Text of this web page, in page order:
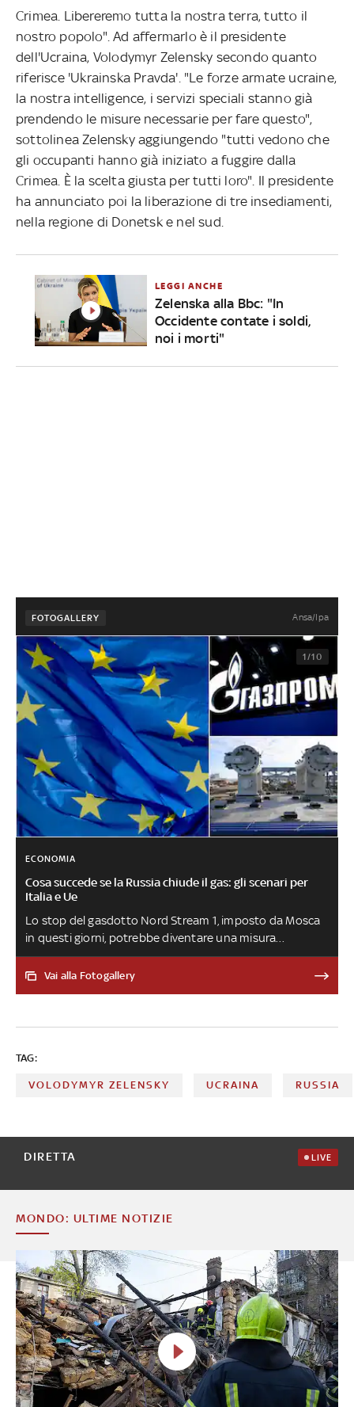
Crimea. Libereremo tutta la nostra terra, tutto il
nostro popolo". Ad affermarlo è il presidente
dell'Ucraina, Volodymyr Zelensky secondo quanto
riferisce 'Ukrainska Pravda'. "Le forze armate ucraine,
la nostra intelligence, i servizi speciali stanno già
prendendo le misure necessarie per fare questo",
sottolinea Zelensky aggiungendo "tutti vedono che
gli occupanti hanno già iniziato a fuggire dalla
Crimea. È la scelta giusta per tutti loro". Il presidente
ha annunciato poi la liberazione di tre insediamenti,
nella regione di Donetsk e nel sud.
LEGGI ANCHE
Zelenska alla Bbc: "In
Occidente contate i soldi,
noi i morti"
FOTOGALLERY Ansa/Ipa
1/10
ECONOMIA
Cosa succede se la Russia chiude il gas: gli scenari per
Italia e Ue
Lo stop del gasdotto Nord Stream 1, imposto da Mosca
in questi giorni, potrebbe diventare una misura
permanente nei prossimi mesi. Gli Stati europei si
preparano alle conseguenze. Secondo Tabarelli
non basterebbero, nuovi rigassificatori solo in
crollo del Pil
Vai alla Fotogallery
TAG:
VOLODYMYR ZELENSKY UCRAINA RUSSIA
DIRETTA LIVE
MONDO: ULTIME NOTIZIE